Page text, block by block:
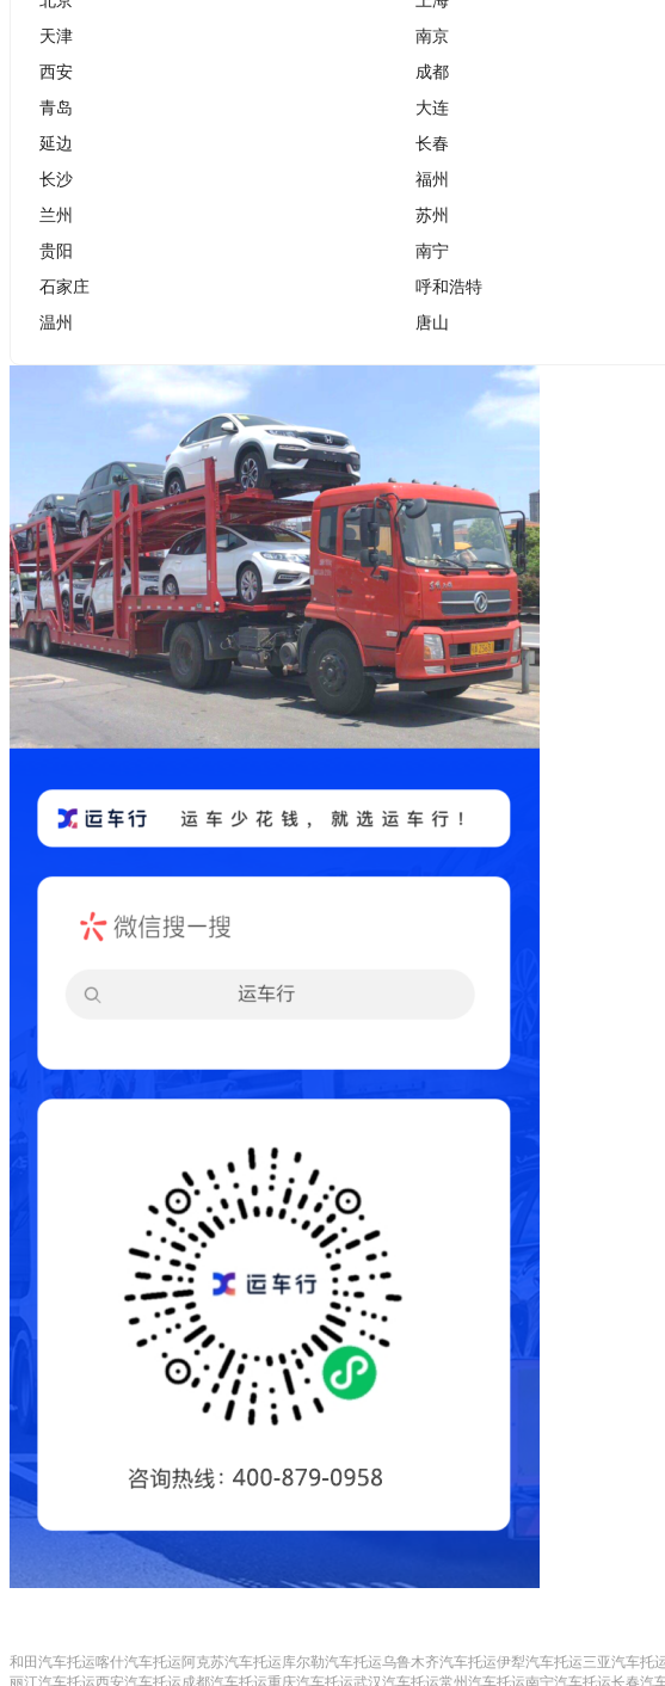
天津
南京
西安
成都
青岛
大连
延边
长春
长沙
福州
兰州
苏州
贵阳
南宁
石家庄
呼和浩特
温州
唐山
和田汽车托运喀什汽车托运阿克苏汽车托运库尔勒汽车托运乌鲁木齐汽车托运伊犁汽车托运三亚汽车托
丽江汽车托运西安汽车托运成都汽车托运重庆汽车托运武汉汽车托运常州汽车托运南宁汽车托运长春汽